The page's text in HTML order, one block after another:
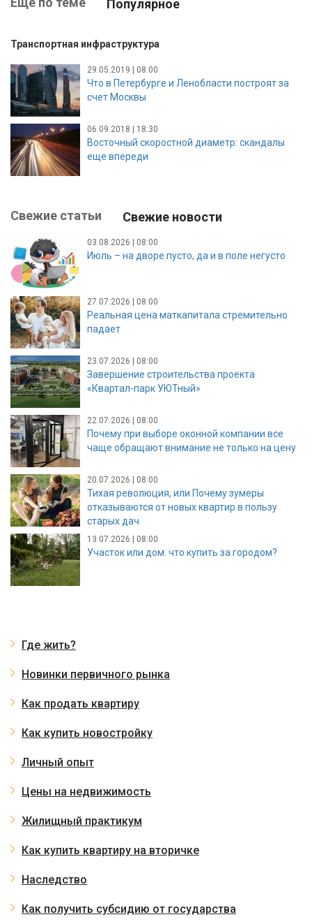
Популярное
Транспортная инфраструктура
29.05.2019 | 08:00
Что в Петербурге и Ленобласти построят за
счет Москвы
06.09.2018 | 18:30
Восточный скоростной диаметр: скандалы
еще впереди
Свежие статьи Свежие новости
03.08.2026 | 08:00
Июль – на дворе пусто, да и в поле негусто
27.07.2026 | 08:00
Реальная цена маткапитала стремительно
падает
23.07.2026 | 08:00
Завершение строительства проекта
«Квартал-парк УЮТный»
22.07.2026 | 08:00
Почему при выборе оконной компании все
чаще обращают внимание не только на цену
20.07.2026 | 08:00
Тихая революция, или Почему зумеры
отказываются от новых квартир в пользу
старых дач
13.07.2026 | 08:00
Участок или дом: что купить за городом?
Где жить?
Новинки первичного рынка
Как продать квартиру
Как купить новостройку
Личный опыт
Цены на недвижимость
Жилищный практикум
Как купить квартиру на вторичке
Наследство
Как получить субсидию от государства